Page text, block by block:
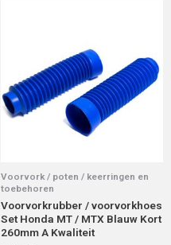
Voorvork / poten / keerringen en
toebehoren
Voorvorkrubber / voorvorkhoes
Set Honda MT / MTX Blauw Kort
260mm A Kwaliteit